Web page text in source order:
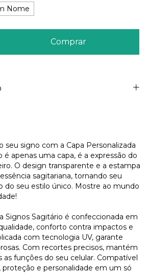
Nome
seu signo com a Capa Personalizada
é apenas uma capa, é a expressão do
O design transparente e a estampa
sagitariana, tornando seu
do seu estilo único. Mostre ao mundo
Signos Sagitário é confeccionada em
conforto contra impactos e
com tecnologia UV, garante
Com recortes precisos, mantém
as funções do seu celular. Compatível
proteção e personalidade em um só